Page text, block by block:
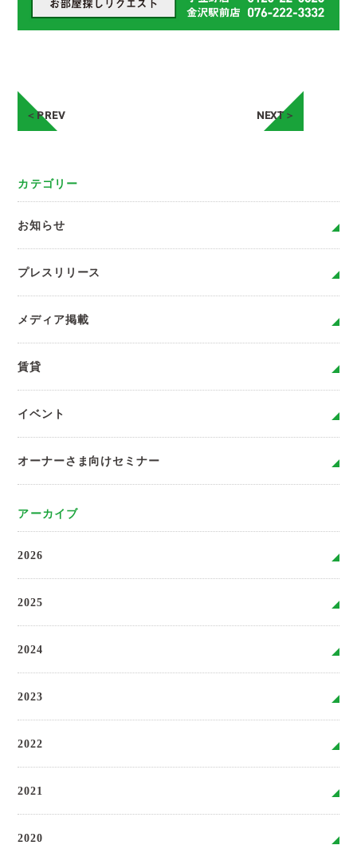
＜PREV NEXT＞
カテゴリー
お知らせ
プレスリリース
メディア掲載
賃貸
イベント
オーナーさま向けセミナー
アーカイブ
2026
2025
2024
2023
2022
2021
2020